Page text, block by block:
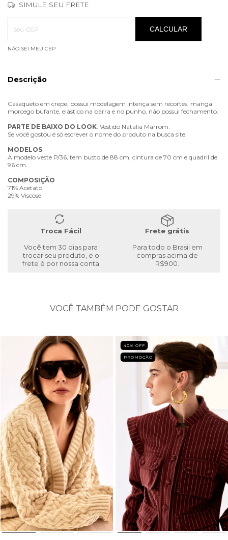
SIMULE SEU FRETE
Entregas para o CEP:
ALTERAR CEP
CALCULAR
NÃO SEI MEU CEP
Descrição
Casaqueto em crepe, possui modelagem interiça sem recortes, manga
morcego bufante, elástico na barra e no punho, não possui fechamento.
PARTE DE BAIXO DO LOOK: Vestido Natalia Marrom.
Se você gostou é só escrever o nome do produto na busca site.
MODELOS
A modelo veste P/36, tem busto de 88 cm, cintura de 70 cm e quadril de
96 cm.
COMPOSIÇÃO
71% Acetato
29% Viscose
Troca Fácil
Você tem 30 dias para
trocar seu produto, e o
frete é por nossa conta
Frete grátis
Para todo o Brasil em
compras acima de
R$900.
VOCÊ TAMBÉM PODE GOSTAR
40% OFF
PROMOÇÃO